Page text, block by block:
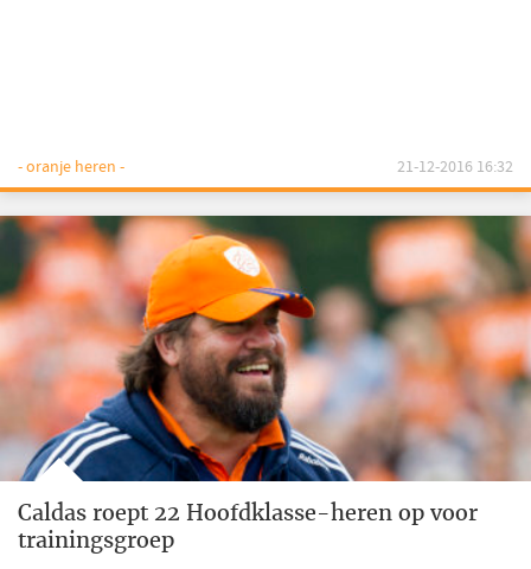
- oranje heren - 21-12-2016 16:32
Caldas roept 22 Hoofdklasse-heren op voor
trainingsgroep